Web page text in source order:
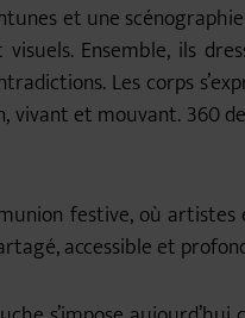
et une
visuels. Ensemble, ils
Les corps
vivant et mouvant.
festive, où
accessible et